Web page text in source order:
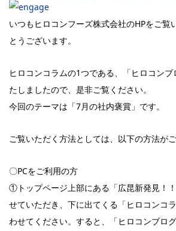
いつもヒロコンフーズ株式会社のHPをご覧
とうございます。
ヒロコンコラムの1つである、「ヒロコン
たしましたので、是非ご覧ください。
今回のテーマは「7月の社内褒賞」です。
ご覧いただく方法としては、以下の方法がご
〇PCをご利用の方
①トップページ上部にある「広昆新発見！
せていただき、下に出てくる「ヒロコンコ
わせてください。すると、「ヒロコンブロ